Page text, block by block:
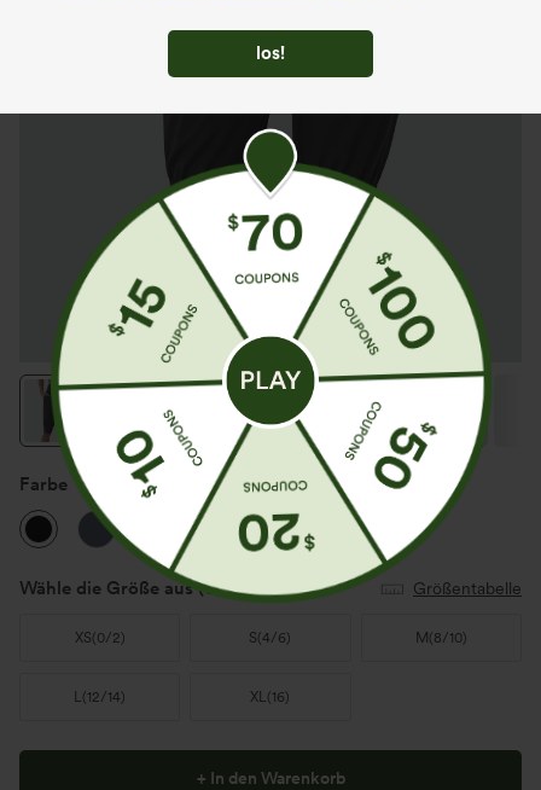
los!
Farbe Schwarz
Wähle die Größe aus(US) Größentabelle
XS(0/2) S(4/6) M (8/10)
L(12/14) XL(16)
+ In den Warenkorb